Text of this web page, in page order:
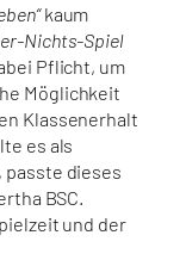
kaum
Nichts-Spiel
Pflicht, um
Möglichkeit
Klassenerhalt
es als
dieses
BSC.
und der